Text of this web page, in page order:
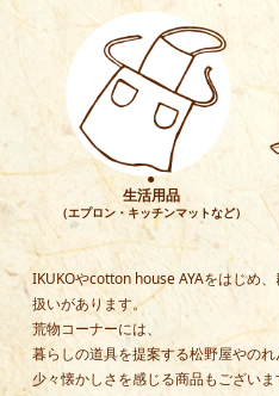
●
生活用品
（エプロン・キッチンマットなど）
IKUKOやcotton house AYAをはじめ
扱いがあります。
荒物コーナーには、
暮らしの道具を提案する松野屋やの
少々懐かしさを感じる商品もございま